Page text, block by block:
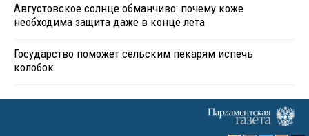
Августовское солнце обманчиво: почему коже
необходима защита даже в конце лета
Государство поможет сельским пекарям испечь
колобок